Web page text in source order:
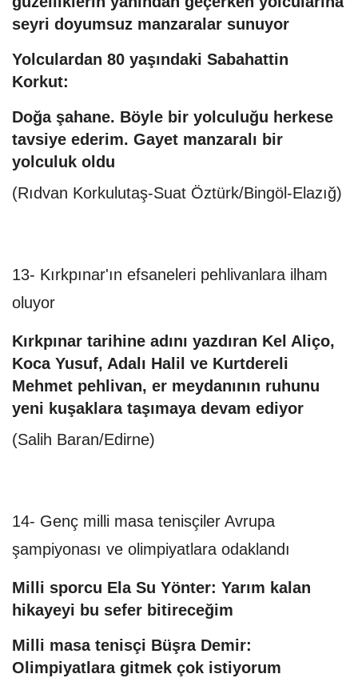
seyri doyumsuz manzaralar sunuyor
Yolculardan 80 yaşındaki Sabahattin
Korkut:
Doğa şahane. Böyle bir yolculuğu herkese
tavsiye ederim. Gayet manzaralı bir
yolculuk oldu
(Rıdvan Korkulutaş-Suat Öztürk/Bingöl-Elazığ)
13- Kırkpınar'ın efsaneleri pehlivanlara ilham
oluyor
Kırkpınar tarihine adını yazdıran Kel Aliço,
Koca Yusuf, Adalı Halil ve Kurtdereli
Mehmet pehlivan, er meydanının ruhunu
yeni kuşaklara taşımaya devam ediyor
(Salih Baran/Edirne)
14- Genç milli masa tenisçiler Avrupa
şampiyonası ve olimpiyatlara odaklandı
Milli sporcu Ela Su Yönter: Yarım kalan
hikayeyi bu sefer bitireceğim
Milli masa tenisçi Büşra Demir:
Olimpiyatlara gitmek çok istiyorum